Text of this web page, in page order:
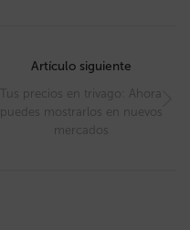
Artículo siguiente
Tus precios en trivago: Ahora
puedes mostrarlos en nuevos
mercados